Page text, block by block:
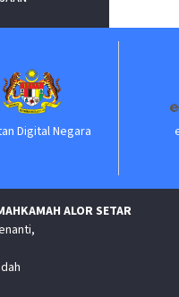
Digital Negara
ALOR SETAR